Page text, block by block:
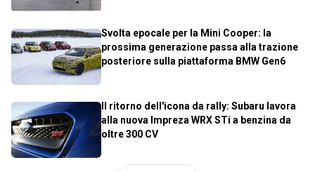
Svolta epocale per la Mini Cooper: la
prossima generazione passa alla trazione
posteriore sulla piattaforma BMW Gen6
Il ritorno dell'icona da rally: Subaru lavora
alla nuova Impreza WRX STi a benzina da
oltre 300 CV